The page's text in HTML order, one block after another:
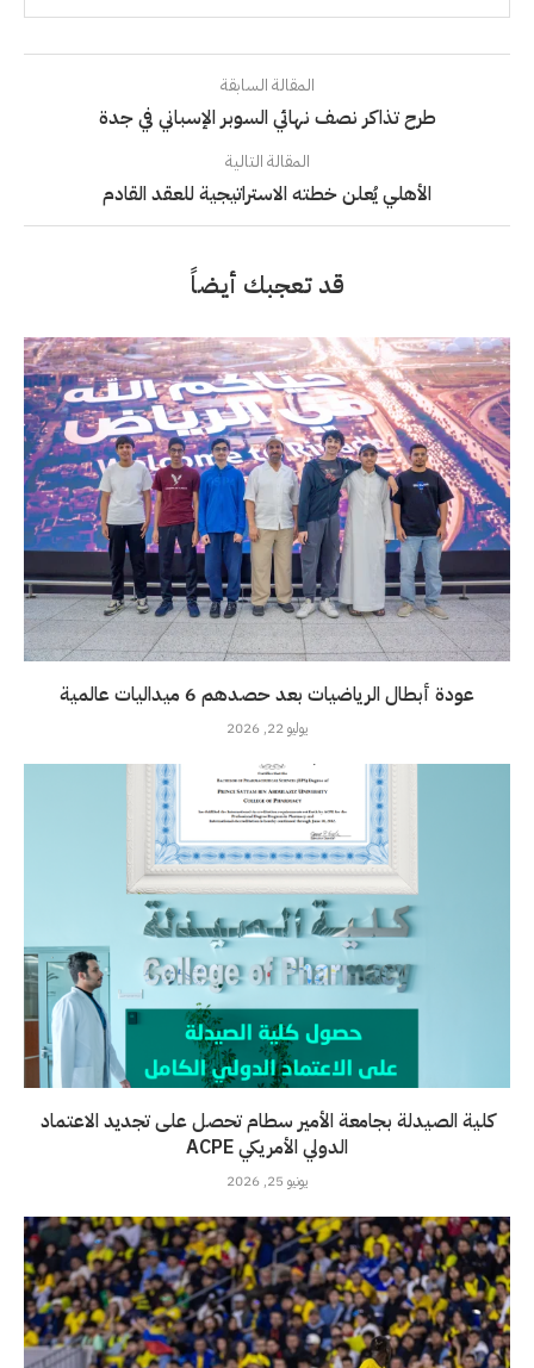
المقالة السابقة
طرح تذاكر نصف نهائي السوبر الإسباني في جدة
المقالة التالية
الأهلي يُعلن خطته الاستراتيجية للعقد القادم
قد تعجبك أيضاً
عودة أبطال الرياضيات بعد حصدهم 6 ميداليات عالمية
يوليو 22, 2026
كلية الصيدلة بجامعة الأمير سطام تحصل على تجديد الاعتماد
الدولي الأمريكي ACPE
يونيو 25, 2026